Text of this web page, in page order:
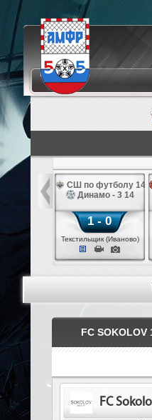
14
СШ по футболу 14
Динамо - 3 14
1 - 0
Текстильщик (Иваново)
FC
FC